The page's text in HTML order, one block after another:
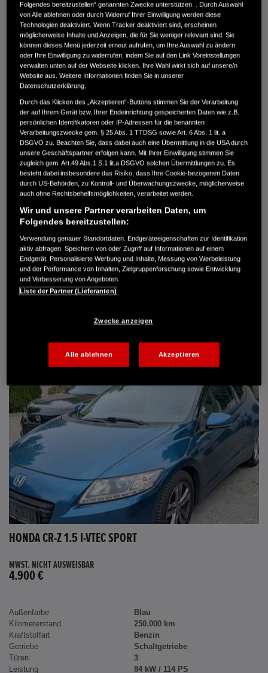
MWST. NICHT AUSWEISBAR
3.900 €
Außenfarbe
crystal black pearl
Kilometerstand
166.000 km
Kraftstoffart
Super
Getriebe
Automatik
Türen
5
Leistung
61 kW / 83 PS
Hubraum
1.339 cm³
Erstzulassung
10.2007
Bauart
Limousine
AUTO HARKE GMBH
Randersweide 59-63
21035 Hamburg
+49 40 735 935 0
DETAILS
HONDA CR-Z 1.5 I-VTEC SPORT
MWST. NICHT AUSWEISBAR
4.900 €
Außenfarbe
Blau
Kilometerstand
250.000 km
Kraftstoffart
Benzin
Getriebe
Schaltgetriebe
Türen
3
Leistung
84 kW / 114 PS
Folgendes bereitzustellen“ genannten Zwecke unterstützen. . Durch Auswahl
von Alle ablehnen oder durch Widerruf Ihrer Einwilligung werden diese
Technologien deaktiviert. Wenn Tracker deaktiviert sind, erscheinen
möglicherweise Inhalte und Anzeigen, die für Sie weniger relevant sind. Sie
können dieses Menü jederzeit erneut aufrufen, um Ihre Auswahl zu ändern
oder Ihre Einwilligung zu widerrufen, indem Sie auf den Link Voreinstellungen
verwalten unten auf der Webseite klicken. Ihre Wahl wirkt sich auf unsere/n
Website aus. Weitere Informationen finden Sie in unserer
Datenschutzerklärung.
Durch das Klicken des „Akzeptieren“-Buttons stimmen Sie der Verarbeitung
der auf Ihrem Gerät bzw. Ihrer Endeinrichtung gespeicherten Daten wie z.B.
persönlichen Identifikatoren oder IP-Adressen für die benannten
Verarbeitungszwecke gem. § 25 Abs. 1 TTDSG sowie Art. 6 Abs. 1 lit. a
DSGVO zu. Beachten Sie, dass dabei auch eine Übermittlung in die USA durch
unsere Geschäftspartner erfolgen kann. Mit Ihrer Einwilligung stimmen Sie
zugleich gem. Art.49 Abs.1 S.1 lit.a DSGVO solchen Übermittlungen zu. Es
besteht dabei insbesondere das Risiko, dass Ihre Cookie-bezogenen Daten
durch US-Behörden, zu Kontroll- und Überwachungszwecke, möglicherweise
auch ohne Rechtsbehelfsmöglichkeiten, verarbeitet werden.
Wir und unsere Partner verarbeiten Daten, um
Folgendes bereitzustellen:
Verwendung genauer Standortdaten. Endgeräteeigenschaften zur Identifikation
aktiv abfragen. Speichern von oder Zugriff auf Informationen auf einem
Endgerät. Personalisierte Werbung und Inhalte, Messung von Werbeleistung
und der Performance von Inhalten, Zielgruppenforschung sowie Entwicklung
und Verbesserung von Angeboten.
Liste der Partner (Lieferanten)
Zwecke anzeigen
Alle ablehnen Akzeptieren